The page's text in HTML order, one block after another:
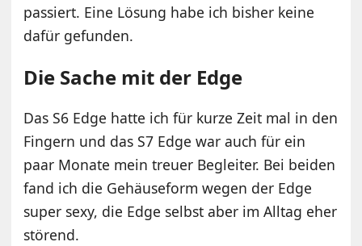
passiert. Eine Lösung habe ich bisher keine
dafür gefunden.
Die Sache mit der Edge
Das S6 Edge hatte ich für kurze Zeit mal in den
Fingern und das S7 Edge war auch für ein
paar Monate mein treuer Begleiter. Bei beiden
fand ich die Gehäuseform wegen der Edge
super sexy, die Edge selbst aber im Alltag eher
störend.